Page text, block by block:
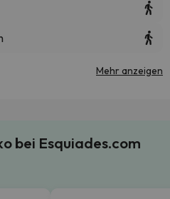
Mehr anzeigen
bei Esquiades.com